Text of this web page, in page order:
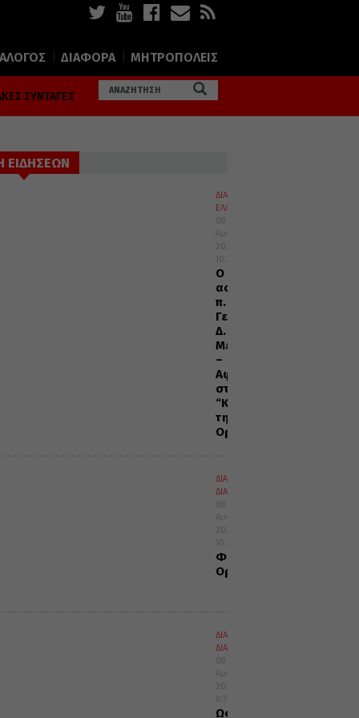
ΔΙΑΦΟΡΑ ΜΗΤΡΟΠΟΛΕΙΣ
ΣΥΝΤΑΓΕΣ
ΕΙΔΗΣΕΩΝ
ΔΙΑΛΟΓΟΣ
ΕΛΛΑΔΑ
08
Αυγούστου
2026
10:35
Ο
αοίδιμος
π.
Γεώργιος
Δ.
Μεταλληνός
–
Αφιέρωμα
στην
“Κιβωτό
της
Ορθοδοξίας”
ΔΙΑΛΟΓΟΣ
ΔΙΑΦΟΡΑ
08
Αυγούστου
2026
10:34
Φιλτάτη
Ορθοδοξία
ΔΙΑΛΟΓΟΣ
ΔΙΑΦΟΡΑ
08
Αυγούστου
2026
9:32
Ως